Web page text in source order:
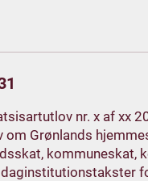
nr. x af xx
om Grønlands
kommuneskat,